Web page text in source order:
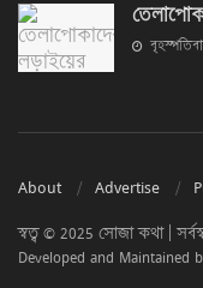
About Advertise
স্বত্ব © 2025 সোজা কথা |
Developed and Maintained